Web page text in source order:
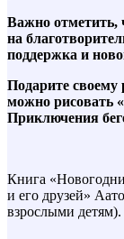
Важно отметить,
на
поддержка и
Подарите своему
можно рисовать
Приключения
Книга
и его друзей»
взрослыми детям).